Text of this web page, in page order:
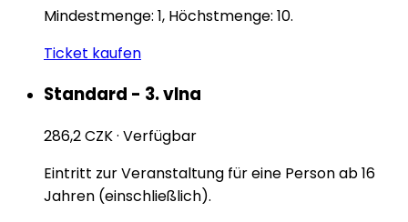
Mindestmenge: 1, Höchstmenge: 10.
Ticket kaufen
Standard - 3. vlna
286,2 CZK· Verfügbar
Eintritt zur Veranstaltung für eine Person ab 16
Jahren (einschließlich).